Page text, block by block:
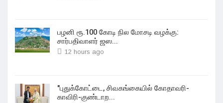
பழனி ரூ.100 கோடி நில மோசடி வழக்கு:
சார்பதிவாளர் ஜஸ...
12 hours ago
"புதுக்கோட்டை, சிவகங்கையில் கோதாவரி-
காவிரி-குண்டாற...